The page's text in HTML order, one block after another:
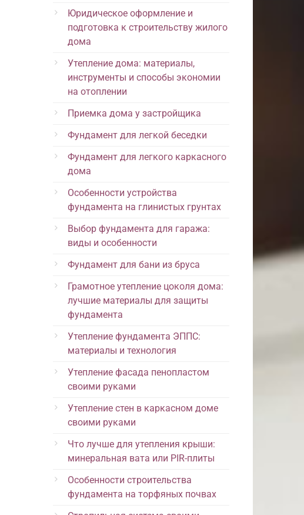
Юридическое оформление и
подготовка к строительству жилого
дома
Утепление дома: материалы,
инструменты и способы экономии
на отоплении
Приемка дома у застройщика
Фундамент для легкой беседки
Фундамент для легкого каркасного
дома
Особенности устройства
фундамента на глинистых грунтах
Выбор фундамента для гаража:
виды и особенности
Фундамент для бани из бруса
Грамотное утепление цоколя дома:
лучшие материалы для защиты
фундамента
Утепление фундамента ЭППС:
материалы и технология
Утепление фасада пенопластом
своими руками
Утепление стен в каркасном доме
своими руками
Что лучше для утепления крыши:
минеральная вата или PIR-плиты
Особенности строительства
фундамента на торфяных почвах